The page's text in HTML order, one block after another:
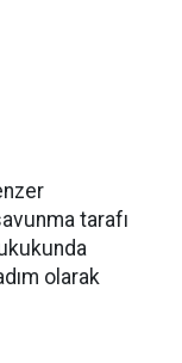
tarafı
olarak